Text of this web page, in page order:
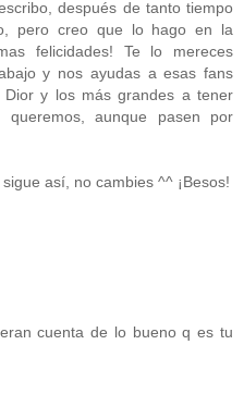
después de tanto tiempo
pero creo que lo hago en la
felicidades! Te lo mereces
y nos ayudas a esas fans
Dior y los más grandes a tener
aunque pasen por
así, no cambies ^^ ¡Besos!
cuenta de lo bueno q es tu